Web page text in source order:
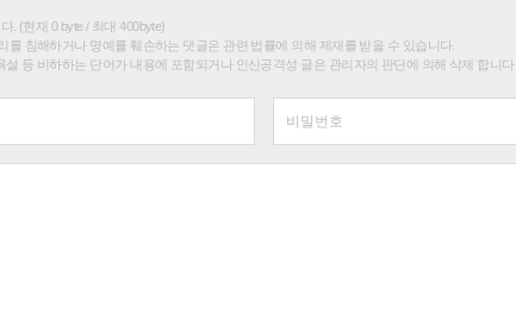
. (현재 0 byte / 최대 400byte)
를 침해하거나 명예를 훼손하는 댓글은 관련 법률에 의해 제재를 받을 수 있습니다.
설 등 비하하는 단어가 내용에 포함되거나 인신공격성 글은 관리자의 판단에 의해 삭제 합니다.